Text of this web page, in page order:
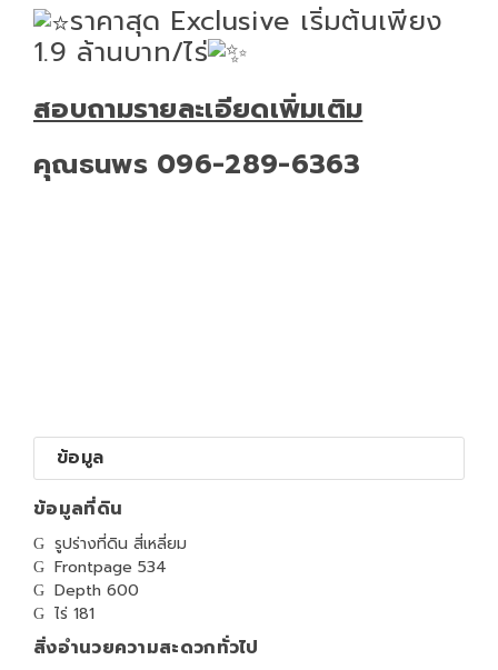
ราคาสุด Exclusive เริ่มต้นเพียง
1.9 ล้านบาท/ไร่
สอบถามรายละเอียดเพิ่มเติม
คุณธนพร 096-289-6363
ข้อมูล
ข้อมูลที่ดิน
รูปร่างที่ดิน สี่เหลี่ยม
Frontpage 534
Depth 600
ไร่ 181
สิ่งอำนวยความสะดวกทั่วไป